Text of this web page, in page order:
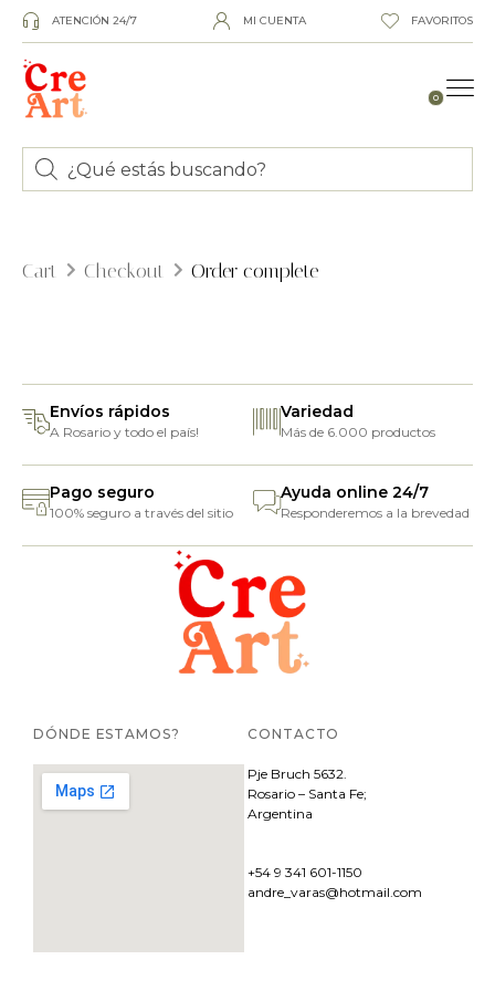
ATENCIÓN 24/7 MI CUENTA FAVORITOS
0
Cart Checkout Order complete
Envíos rápidos
A Rosario y todo el país!
Variedad
Más de 6.000 productos
Pago seguro
100% seguro a través del sitio
Ayuda online 24/7
Responderemos a la brevedad
DÓNDE ESTAMOS? CONTACTO
Pje Bruch 5632.
Rosario – Santa Fe;
Argentina
+54 9 341 601-1150
andre_varas@hotmail.com